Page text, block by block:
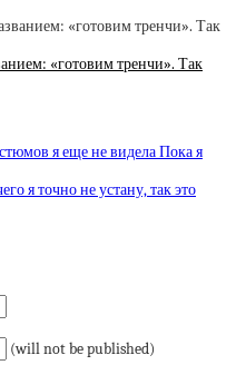
«готовим тренчи». Так
я еще не видела Пока я
я точно не устану, так это
(will not be published)